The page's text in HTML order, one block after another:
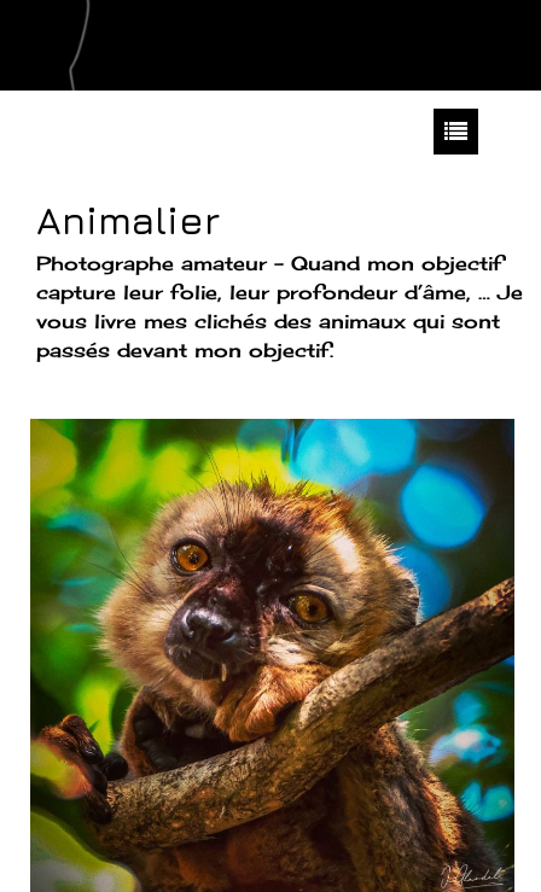
Animalier
Photographe amateur – Quand mon objectif
capture leur folie, leur profondeur d’âme, … Je
vous livre mes clichés des animaux qui sont
passés devant mon objectif.